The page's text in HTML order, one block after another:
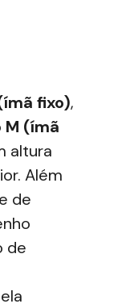
fixo),
M (ímã
altura
Além
de
de